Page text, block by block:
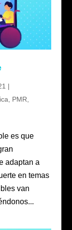
|
PMR
es que
adaptan a
en temas
van